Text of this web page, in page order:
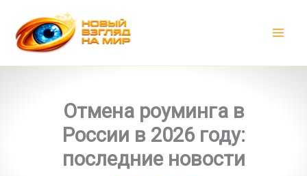
содержимому
Отмена роуминга в
России в 2026 году:
последние новости